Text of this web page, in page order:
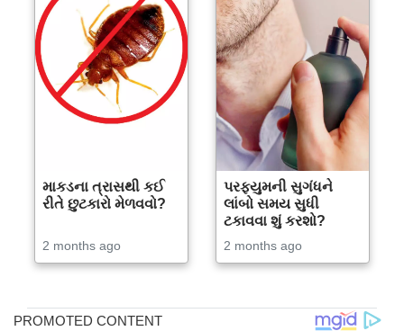
માકડના ત્રાસથી કઈ
રીતે છુટકારો મેળવવો?
2 months ago
પરફ્યુમની સુગંધને
લાંબો સમય સુધી
ટકાવવા શું કરશો?
2 months ago